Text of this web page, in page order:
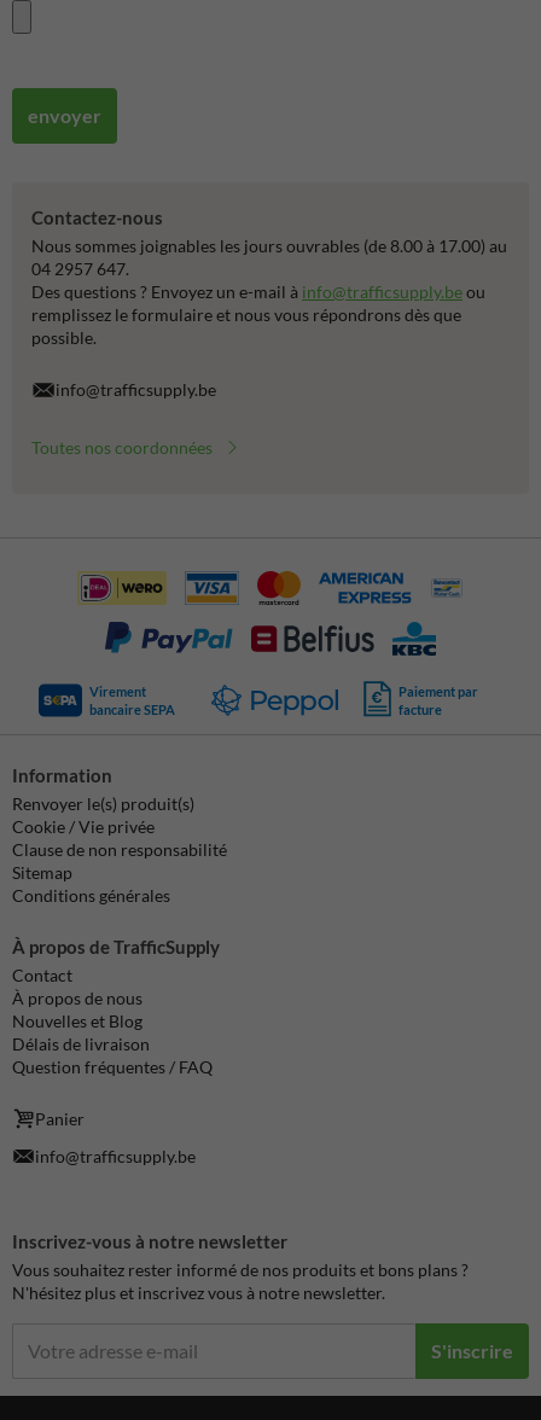
envoyer
Contactez-nous
Nous sommes joignables les jours ouvrables (de 8.00 à 17.00) au
04 2957 647.
Des questions ? Envoyez un e-mail à info@trafficsupply.beou
remplissez le formulaire et nous vous répondrons dès que
possible.
info@trafficsupply.be
Toutes nos coordonnées
Virement
bancaire SEPA
Paiement par
facture
Information
Renvoyer le(s) produit(s)
Cookie / Vie privée
Clause de non responsabilité
Sitemap
Conditions générales
À propos de TrafficSupply
Contact
À propos de nous
Nouvelles et Blog
Délais de livraison
Question fréquentes / FAQ
Panier
info@trafficsupply.be
Inscrivez-vous à notre newsletter
Vous souhaitez rester informé de nos produits et bons plans ?
N'hésitez plus et inscrivez vous à notre newsletter.
S'inscrire